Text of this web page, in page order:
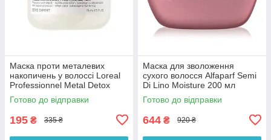
Маска проти металевих
накопичень у волоссі Loreal
Professionnel Metal Detox
Mask 75 мл
Готово до відправки
195 ₴ 335 ₴
Маска для зволоження
сухого волосся Alfaparf Semi
Di Lino Moisture 200 мл
Готово до відправки
644 ₴ 920 ₴